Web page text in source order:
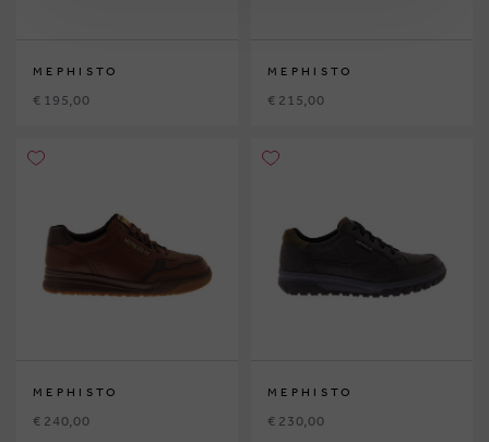
MEPHISTO
€ 195,00
MEPHISTO
€ 215,00
MEPHISTO
€ 240,00
MEPHISTO
€ 230,00